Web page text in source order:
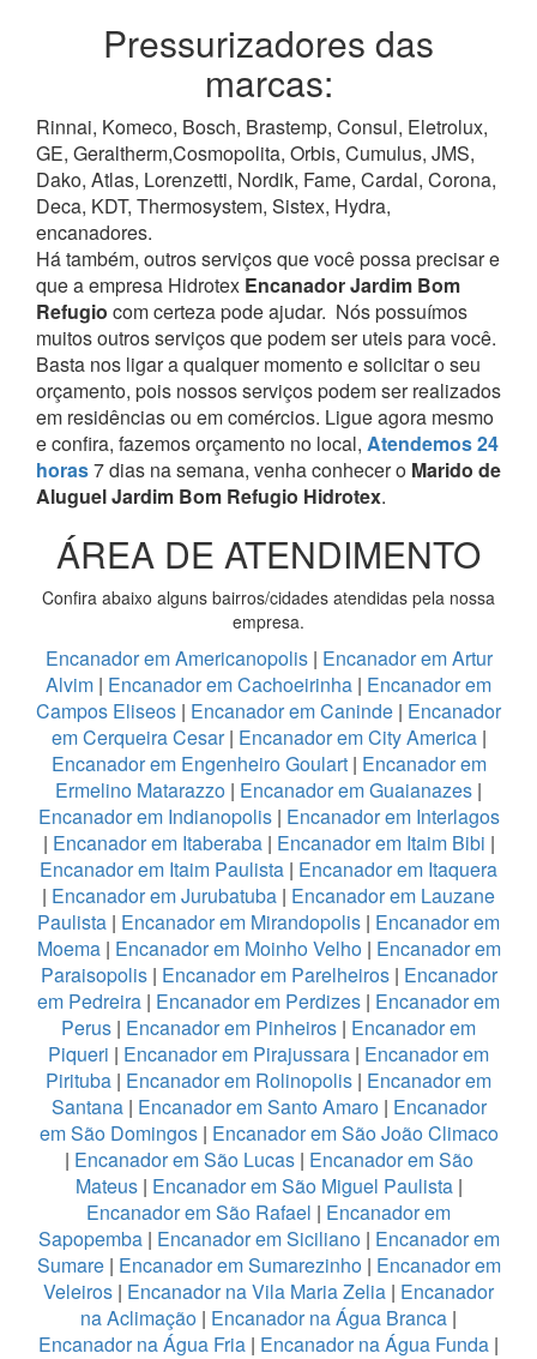
Pressurizadores das
marcas:
Rinnai, Komeco, Bosch, Brastemp, Consul, Eletrolux,
GE, Geraltherm,Cosmopolita, Orbis, Cumulus, JMS,
Dako, Atlas, Lorenzetti, Nordik, Fame, Cardal, Corona,
Deca, KDT, Thermosystem, Sistex, Hydra,
encanadores.
Há também, outros serviços que você possa precisar e
que a empresa Hidrotex Encanador Jardim Bom
Refugio com certeza pode ajudar. Nós possuímos
muitos outros serviços que podem ser uteis para você.
Basta nos ligar a qualquer momento e solicitar o seu
orçamento, pois nossos serviços podem ser realizados
em residências ou em comércios. Ligue agora mesmo
e confira, fazemos orçamento no local, Atendemos 24
horas7 dias na semana, venha conhecer o Marido de
Aluguel Jardim Bom Refugio Hidrotex.
ÁREA DE ATENDIMENTO
Confira abaixo alguns bairros/cidades atendidas pela nossa
empresa.
Encanador em Americanopolis | Encanador em Artur
Alvim | Encanador em Cachoeirinha | Encanador em
Campos Eliseos | Encanador em Caninde | Encanador
em Cerqueira Cesar| Encanador em City America |
Encanador em Engenheiro Goulart | Encanador em
Ermelino Matarazzo | Encanador em Guaianazes |
Encanador em Indianopolis| Encanador em Interlagos
| Encanador em Itaberaba| Encanador em Itaim Bibi |
Encanador em Itaim Paulista | Encanador em Itaquera
| Encanador em Jurubatuba | Encanador em Lauzane
Paulista | Encanador em Mirandopolis | Encanador em
Moema| Encanador em Moinho Velho | Encanador em
Paraisopolis| Encanador em Parelheiros| Encanador
em Pedreira | Encanador em Perdizes | Encanador em
Perus | Encanador em Pinheiros | Encanador em
Piqueri | Encanador em Pirajussara | Encanador em
Pirituba | Encanador em Rolinopolis | Encanador em
Santana| Encanador em Santo Amaro| Encanador
em São Domingos| Encanador em São João Climaco
| Encanador em São Lucas| Encanador em São
Mateus | Encanador em São Miguel Paulista|
Encanador em São Rafael | Encanador em
Sapopemba | Encanador em Siciliano| Encanador em
Sumare| Encanador em Sumarezinho| Encanador em
Veleiros | Encanador na Vila Maria Zelia | Encanador
na Aclimação | Encanador na Água Branca |
Encanador na Água Fria | Encanador na Água Funda |